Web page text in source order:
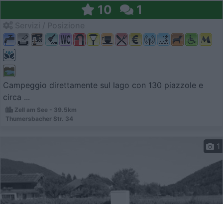
10 1
Campeggio direttamente sul lago con 130 piazzole e
circa ...
Zell am See - 39.5km
Thumersbacher Str. 34
1